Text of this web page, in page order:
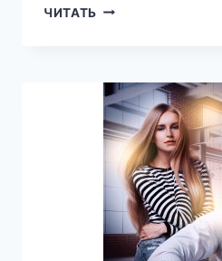
ЧИТАТЬ ОПАСНЫХ
ЯНА
МЕЛЕВИЧ